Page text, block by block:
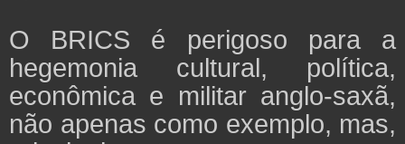
O BRICS é perigoso para a
hegemonia cultural, política,
econômica e militar anglo-saxã,
não apenas como exemplo, mas,